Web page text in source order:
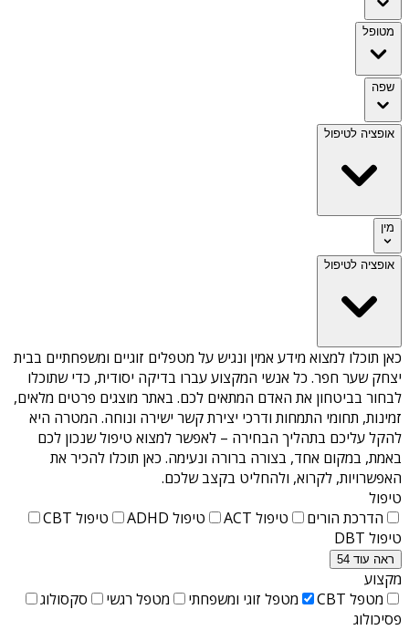
מטופל
שפה
אופציה לטיפול
מין
אופציה לטיפול
כאן תוכלו למצוא מידע אמין ונגיש על מטפלים זוגיים ומשפחתיים בבית
יצחק שער חפר. כל אנשי המקצוע עברו בדיקה יסודית, כדי שתוכלו
לבחור בביטחון את האדם המתאים לכם. באתר מוצגים פרטים מלאים,
זמינות, תחומי התמחות ודרכי יצירת קשר ישירה ונוחה. המטרה היא
להקל עליכם בתהליך הבחירה – לאפשר למצוא טיפול שנכון לכם
באמת, במקום אחד, בצורה ברורה ונעימה. כאן תוכלו להכיר את
האפשרויות, לקרוא, ולהחליט בקצב שלכם.
טיפול
הדרכת הורים
טיפול ACT טיפול ADHD
טיפול CBT
טיפול DBT
ראה עוד 54
מקצוע
מטפל CBT
מטפל זוגי ומשפחתי מטפל רגשי
סקסולוג
פסיכולוג